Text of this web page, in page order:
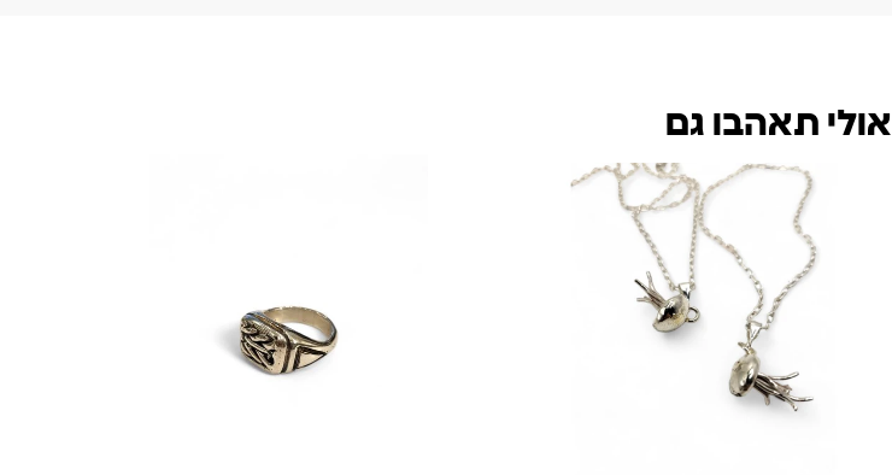
אולי תאהבו גם